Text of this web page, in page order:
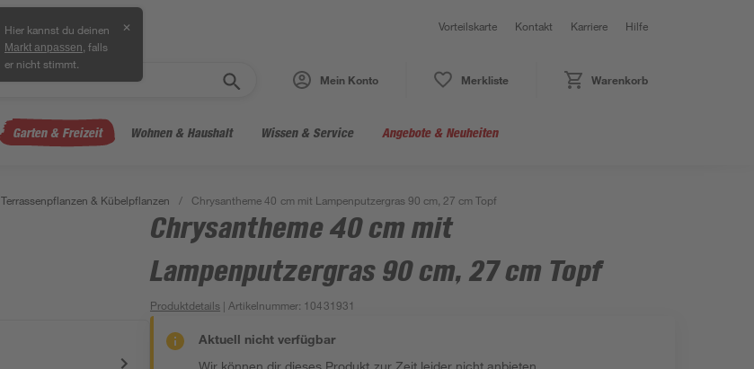
Hier kannst du deinen
Markt anpassen , falls
er nicht stimmt.
✕ Vorteilskarte Kontakt Karriere Hilfe
Mein Konto Merkliste Warenkorb
Garten & Freizeit Wohnen & Haushalt Wissen & Service Angebote & Neuheiten
Terrassenpflanzen & Kübelpflanzen / Chrysantheme 40 cm mit Lampenputzergras 90 cm, 27 cm Topf
Chrysantheme 40 cm mit
Lampenputzergras 90 cm, 27 cm Topf
Produktdetails | Artikelnummer: 10431931
Aktuell nicht verfügbar
Wir können dir dieses Produkt zur Zeit leider nicht anbieten.